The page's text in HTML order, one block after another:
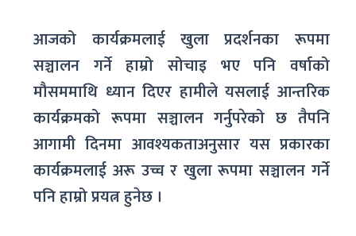
आजको कार्यक्रमलाई खुला प्रदर्शनका रूपमा
सञ्चालन गर्ने हाम्रो सोचाइ भए पनि वर्षाको
मौसममाथि ध्यान दिएर हामीले यसलाई आन्तरिक
कार्यक्रमको रूपमा सञ्चालन गर्नुपरेको छ तैपनि
आगामी दिनमा आवश्यकताअनुसार यस प्रकारका
कार्यक्रमलाई अरू उच्च र खुला रूपमा सञ्चालन गर्ने
पनि हाम्रो प्रयत्न हुनेछ ।